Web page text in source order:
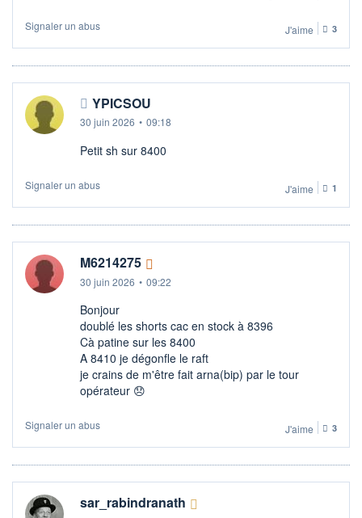
Signaler un abus J'aime 3
YPICSOU
30 juin 2026 • 09:18
Petit sh sur 8400
Signaler un abus J'aime 1
M6214275
30 juin 2026 • 09:22
Bonjour
doublé les shorts cac en stock à 8396
Cà patine sur les 8400
A 8410 je dégonfle le raft
je crains de m'être fait arna(bip) par le tour
opérateur 😞
Signaler un abus J'aime 3
sar_rabindranath